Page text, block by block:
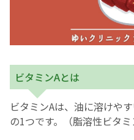
ビタミンAとは
ビタミンAは、油に溶けや
の1つです。（脂溶性ビタ
予
‘さんルーム’ でさ